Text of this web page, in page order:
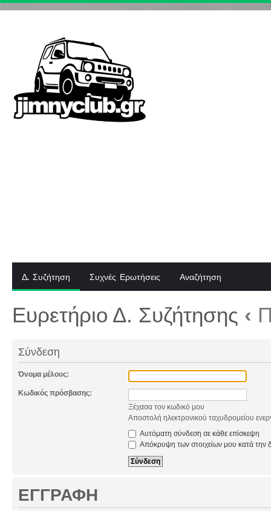
Δ. Συζήτηση Συχνές Ερωτήσεις Αναζήτηση
Ευρετήριο Δ. Συζήτησης ‹
Σύνδεση
Όνομα μέλους:
Κωδικός πρόσβασης:
Ξέχασα τον κωδικό μου
Αποστολή ηλεκτρονικού ταχυδρομείου
Αυτόματη σύνδεση σε κάθε επίσκεψη
Απόκρυψη των στοιχείων μου κατά την
ΕΓΓΡΑΦΉ